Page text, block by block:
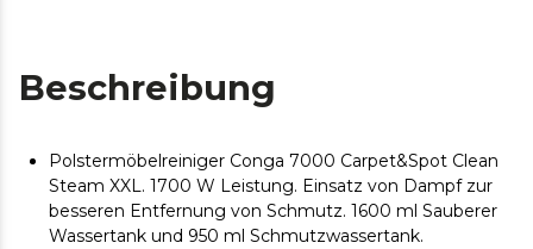
Beschreibung
Polstermöbelreiniger Conga 7000 Carpet&Spot Clean
Steam XXL. 1700 W Leistung. Einsatz von Dampf zur
besseren Entfernung von Schmutz. 1600 ml Sauberer
Wassertank und 950 ml Schmutzwassertank.